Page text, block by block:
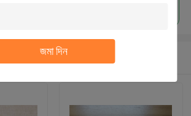
জমা দিন